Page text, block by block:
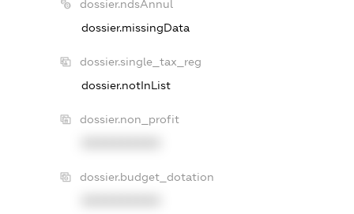
dossier.ndsAnnul
dossier.missingData
dossier.single_tax_reg
dossier.notInList
dossier.non_profit
dossier.budget_dotation